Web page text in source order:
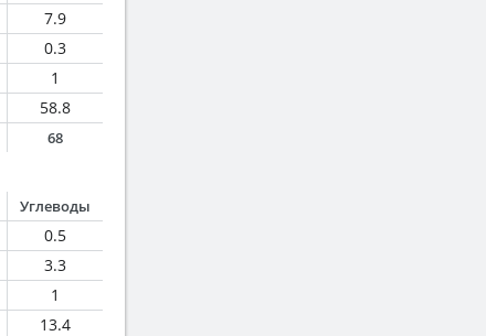
7.9
0.3
1
58.8
68
Углеводы
0.5
3.3
1
13.4